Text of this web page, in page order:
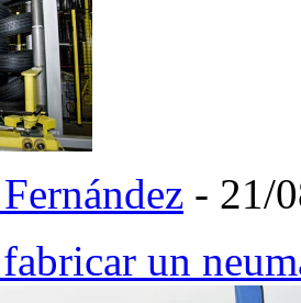
- 21/
un